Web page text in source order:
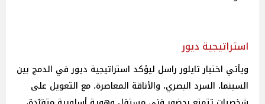
استراتيجية ديور
ويأتي اختيار تايلور راسل ليؤكد استراتيجية ديور في الدمج بين
السينما، السرد البصري، والأناقة المعاصرة، مع التعويل على